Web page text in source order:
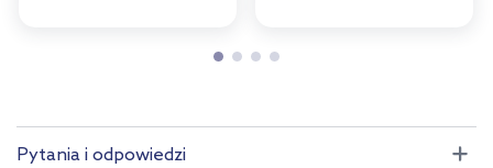
Pytania i odpowiedzi